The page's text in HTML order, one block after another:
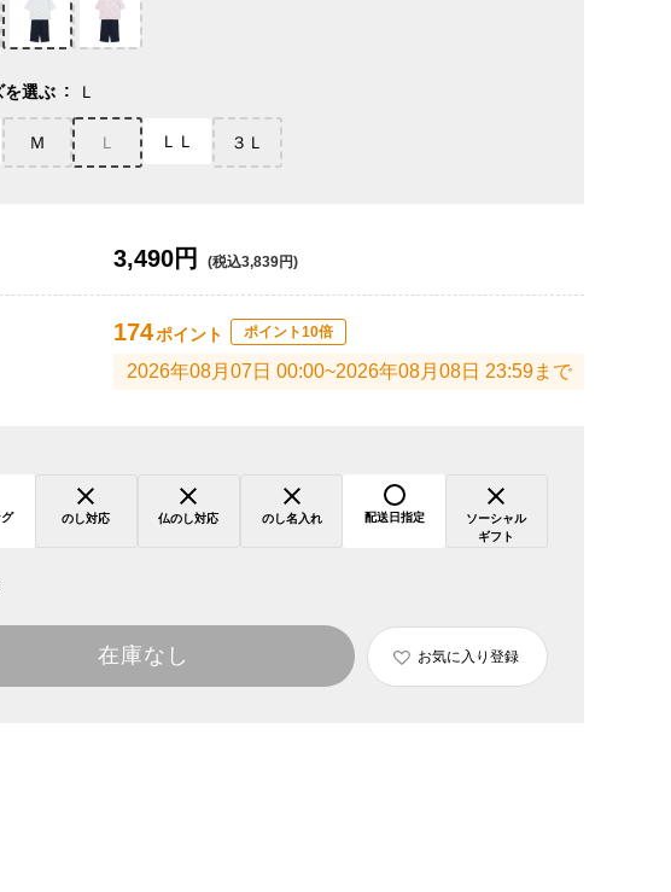
を選ぶ Ｌ
Ｍ Ｌ ＬＬ ３Ｌ
3,490円 (税込3,839円)
174ポイント ポイント10倍
2026年08月07日 00:00~2026年08月08日 23:59まで
グ のし対応 仏のし対応 のし名入れ 配送日指定
ソーシャル
ギフト
在庫なし お気に入り登録